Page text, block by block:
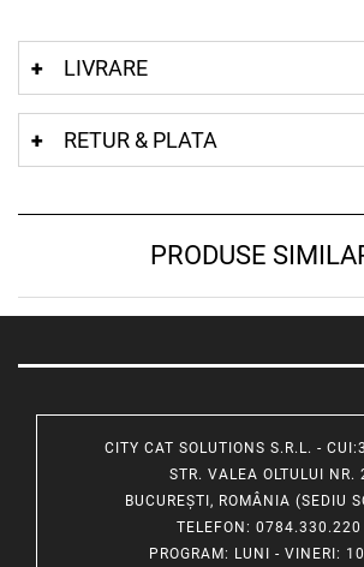
LIVRARE
RETUR & PLATA
PRODUSE
CITY CAT SOLUTIONS S.R.L. -
STR. VALEA OLTULUI NR.
BUCUREȘTI, ROMÂNIA (SEDIU
TELEFON : 0784.330.220
PROGRAM: LUNI - VINERI: